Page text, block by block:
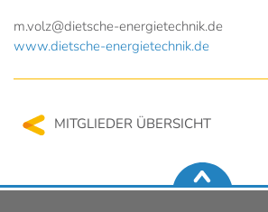
m.volz@dietsche-energietechnik.de
www.dietsche-energietechnik.de
MITGLIEDER ÜBERSICHT